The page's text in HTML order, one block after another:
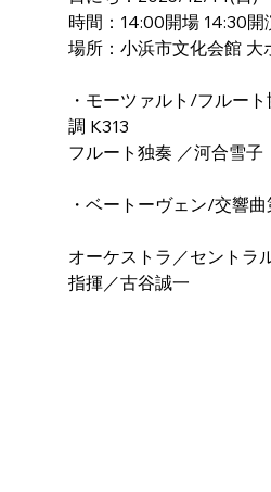
時間：14:00開場 14:30開
場所：小浜市文化会館 大
・モーツァルト/フルー
調 K313
フルート独奏 ／河合雪子
・ベートーヴェン/交響
オーケストラ／セントラ
指揮／古谷誠一